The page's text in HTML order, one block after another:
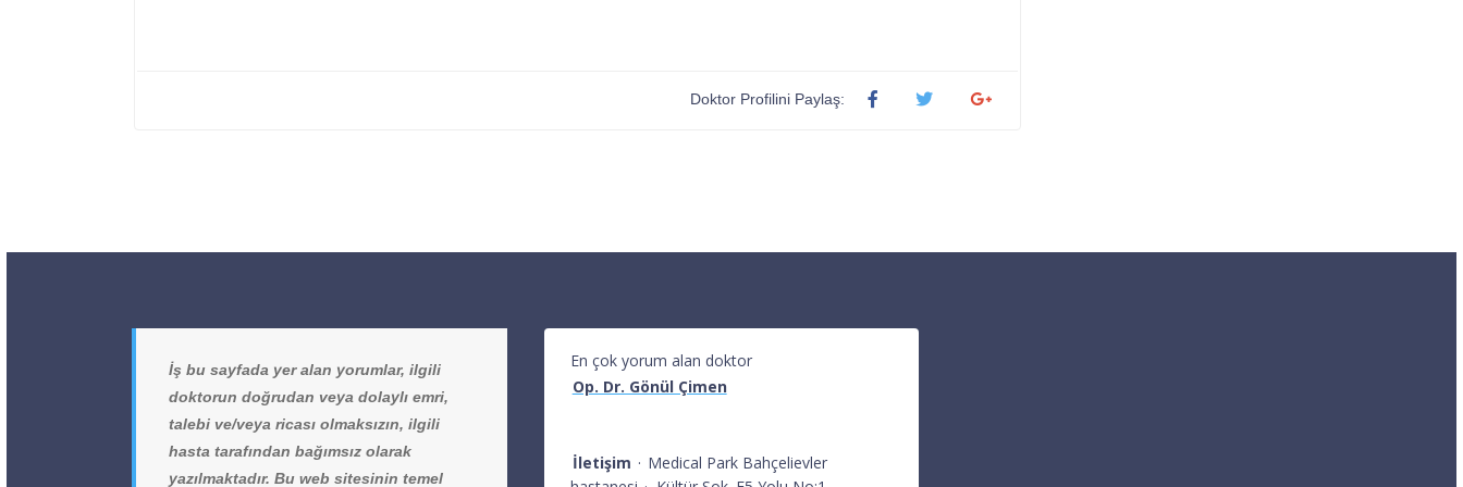
Doktor Profilini Paylaş:
İş bu sayfada yer alan yorumlar, ilgili
doktorun doğrudan veya dolaylı emri,
talebi ve/veya ricası olmaksızın, ilgili
hasta tarafından bağımsız olarak
yazılmaktadır. Bu web sitesinin temel
En çok yorum alan doktor
Op. Dr. Gönül Çimen
İletişim · Medical Park Bahçelievler